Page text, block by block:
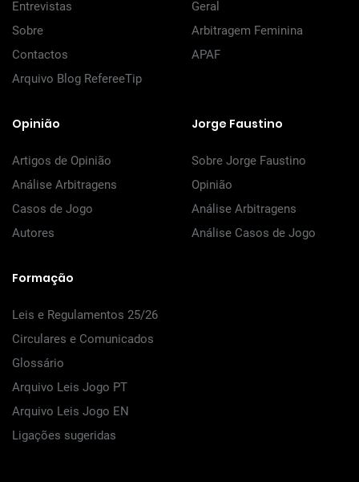
Entrevistas
Sobre
Contactos
Arquivo Blog RefereeTip
Geral
Arbitragem Feminina
APAF
Opinião
Artigos de Opinião
Análise Arbitragens
Casos de Jogo
Autores
Jorge Faustino
Sobre Jorge Faustino
Opinião
Análise Arbitragens
Análise Casos de Jogo
Formação
Leis e Regulamentos 25/26
Circulares e Comunicados
Glossário
Arquivo Leis Jogo PT
Arquivo Leis Jogo EN
Ligações sugeridas